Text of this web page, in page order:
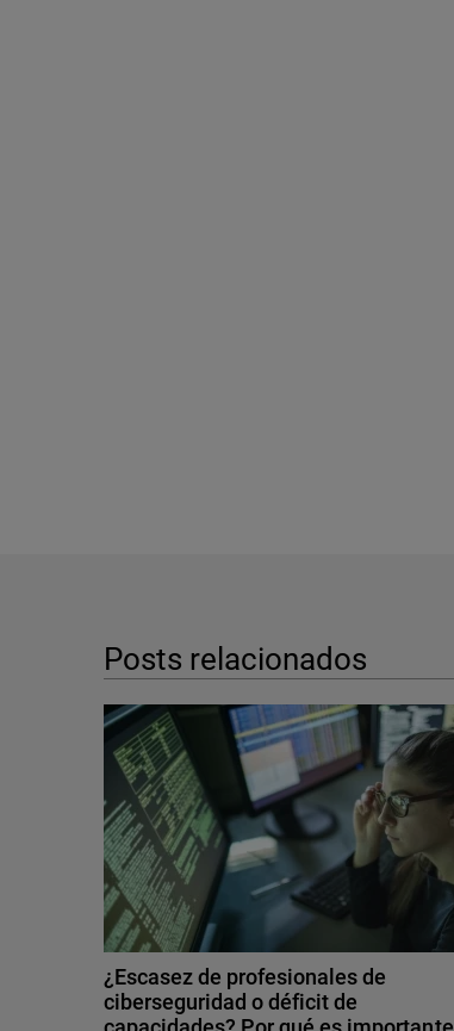
Posts relacionados
¿Escasez de profesionales de
ciberseguridad o déficit de